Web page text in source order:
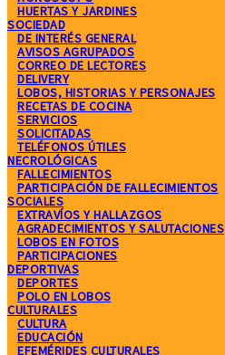
HUERTAS Y JARDINES
SOCIEDAD
DE INTERÉS GENERAL
AVISOS AGRUPADOS
CORREO DE LECTORES
DELIVERY
LOBOS, HISTORIAS Y PERSONAJES
RECETAS DE COCINA
SERVICIOS
SOLICITADAS
TELÉFONOS ÚTILES
NECROLÓGICAS
FALLECIMIENTOS
PARTICIPACIÓN DE FALLECIMIENTOS
SOCIALES
EXTRAVÍOS Y HALLAZGOS
AGRADECIMIENTOS Y SALUTACIONES
LOBOS EN FOTOS
PARTICIPACIONES
DEPORTIVAS
DEPORTES
POLO EN LOBOS
CULTURALES
CULTURA
EDUCACIÓN
EFEMÉRIDES CULTURALES